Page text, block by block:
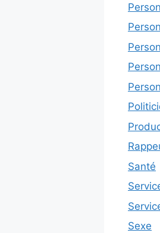
Santé
Sexe